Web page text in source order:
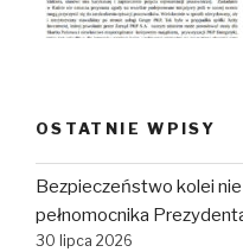
OSTATNIE WPISY
Bezpieczeństwo kolei
pełnomocnika
30 lipca 2026